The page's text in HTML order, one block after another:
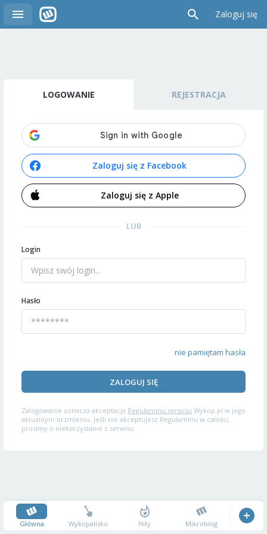
Zaloguj się
LOGOWANIE REJESTRACJA
Zaloguj się z Facebook
Zaloguj się z Apple
LUB
Login
Hasło
nie pamiętam hasła
ZALOGUJ SIĘ
Zalogowanie oznacza akceptację Regulaminu serwisu Wykop.pl w jego
aktualnym brzmieniu. Jeśli nie akceptujesz Regulaminu w całości,
prosimy o niekorzystanie z serwisu.
Główna Wykopalisko Hity Mikroblog